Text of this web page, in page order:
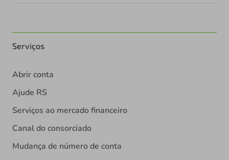
Serviços
Abrir conta
Ajude RS
Serviços ao mercado financeiro
Canal do consorciado
Mudança de número de conta